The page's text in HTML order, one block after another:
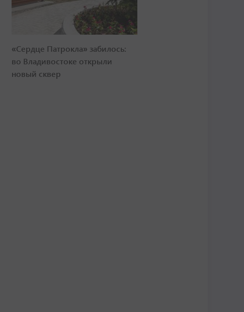
«Сердце Патрокла» забилось:
во Владивостоке открыли
новый сквер